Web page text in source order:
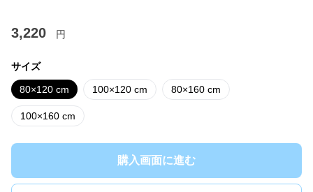
3,220 円
サイズ
80×120 cm 100×120 cm 80×160 cm
100×160 cm
購入画面に進む